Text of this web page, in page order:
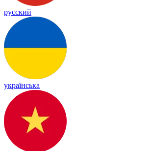
русский
українська